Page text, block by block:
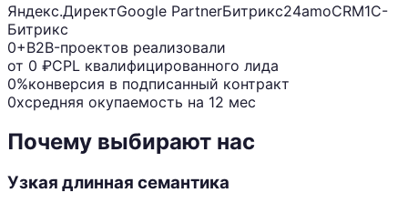
Яндекс.ДиректGoogle PartnerБитрикс24amoCRM1С-
Битрикс
0+B2B-проектов реализовали
от 0 ₽CPL квалифицированного лида
0%конверсия в подписанный контракт
0xсредняя окупаемость на 12 мес
Почему выбирают нас
Узкая длинная семантика